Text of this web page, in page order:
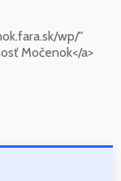
wp/"
Močenok</a>